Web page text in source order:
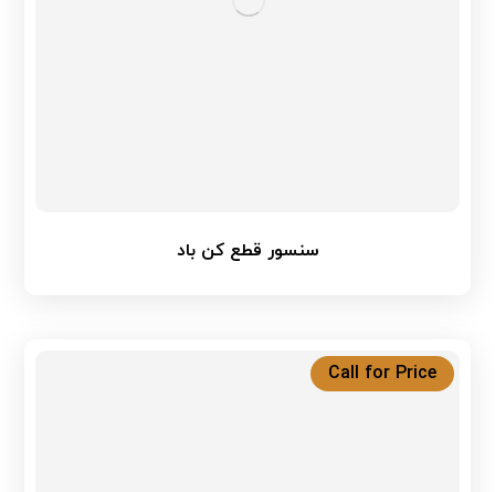
سنسور قطع کن باد
Call for Price